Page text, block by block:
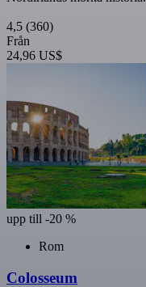
4,5 (360)
Från
24,96 US$
upp till -20 %
Rom
Colosseum